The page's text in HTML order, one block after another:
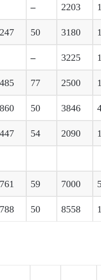
– 2203
50 3180
– 3225
77 2500
50 3846
54 2090
59 7000
50 8558